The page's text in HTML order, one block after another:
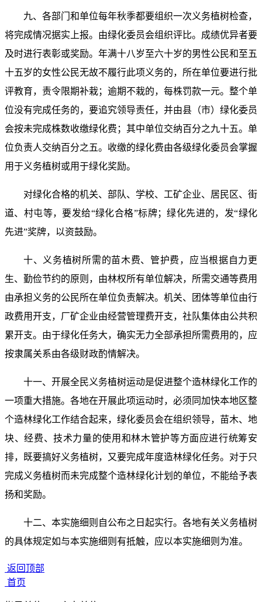
九、各部门和单位每年秋季都要组织一次义务植树检查，
将完成情况据实上报。由绿化委员会组织评比。成绩优异者要
及时进行表彰或奖励。年满十八岁至六十岁的男性公民和至五
十五岁的女性公民无故不履行此项义务的，所在单位要进行批
评教育，责令限期补栽；逾期不栽的，每株罚款一元。整个单
位没有完成任务的，要追究领导责任，并由县（市）绿化委员
会按未完成株数收缴绿化费；其中单位交纳百分之九十五。单
位负责人交纳百分之五。收缴的绿化费由各级绿化委员会掌握
用于义务植树或用于绿化奖励。
对绿化合格的机关、部队、学校、工矿企业、居民区、街
道、村屯等，要发给“绿化合格”标牌；绿化先进的，发“绿化
先进”奖牌，以资鼓励。
十、义务植树所需的苗木费、管护费，应当根据自力更
生、勤俭节约的原则，由林权所有单位解决，所需交通等费用
由承担义务的公民所在单位负责解决。机关、团体等单位由行
政费用开支，厂矿企业由经营管理费开支，社队集体由公共积
累开支。由于绿化任务大，确实无力全部承担所需费用的，应
按隶属关系由各级财政酌情解决。
十一、开展全民义务植树运动是促进整个造林绿化工作的
一项重大措施。各地在开展此项运动时，必须同加快本地区整
个造林绿化工作结合起来，绿化委员会在组织领导，苗木、地
块、经费、技术力量的使用和林木管护等方面应进行统筹安
排，既要搞好义务植树，又要完成年度造林绿化任务。对于只
完成义务植树而未完成整个造林绿化计划的单位，不能给予表
扬和奖励。
十二、本实施细则自公布之日起实行。各地有关义务植树
的具体规定如与本实施细则有抵触，应以本实施细则为准。
返回顶部
首页